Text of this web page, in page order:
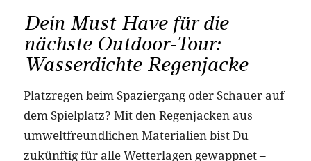
Dein Must Have für die
nächste Outdoor-Tour:
Wasserdichte Regenjacke
Platzregen beim Spaziergang oder Schauer auf
dem Spielplatz? Mit den Regenjacken aus
umweltfreundlichen Materialien bist Du
zukünftig für alle Wetterlagen gewappnet –